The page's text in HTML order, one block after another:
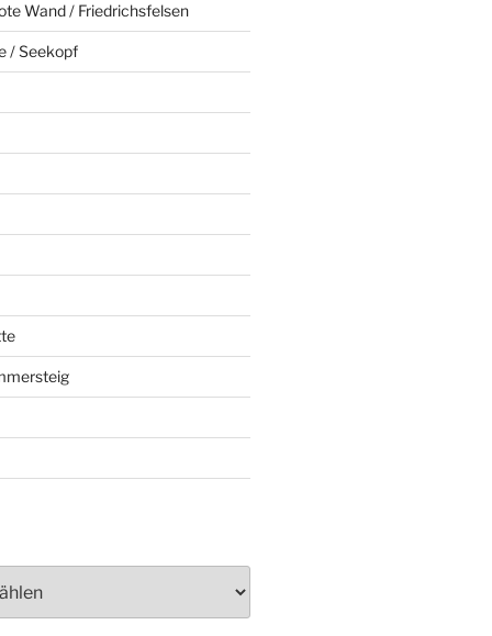
Wand / Friedrichsfelsen
/ Seekopf